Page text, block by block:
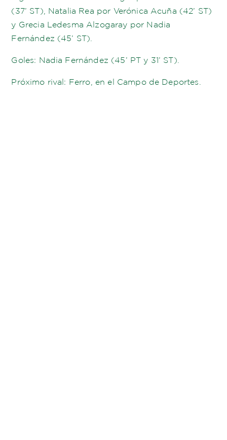
(37’ ST), Natalia Rea por Verónica Acuña (42’ ST)
y Grecia Ledesma Alzogaray por Nadia
Fernández (45’ ST).
Goles: Nadia Fernández (45’ PT y 31’ ST).
Próximo rival: Ferro, en el Campo de Deportes.